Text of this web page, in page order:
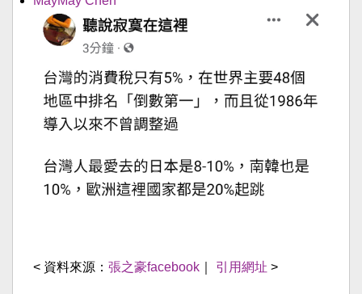
< 資料來源： 張之豪facebook 引用網址 >